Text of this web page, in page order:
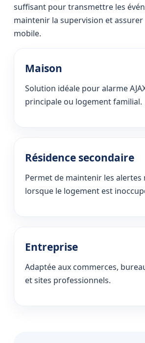
suffisant pour transmettre les
maintenir la supervision et assurer
mobile.
Maison
Solution idéale pour alarme
principale ou logement familial.
Résidence secondaire
Permet de maintenir les alertes
lorsque le logement est
Entreprise
Adaptée aux commerces,
et sites professionnels.